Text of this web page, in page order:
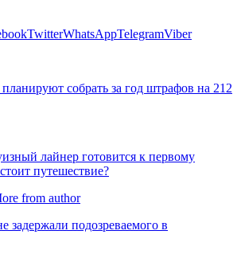
TwitterWhatsAppTelegramViber
собрать за год штрафов на 212
лайнер готовится к первому
путешествие?
from author
задержали подозреваемого в